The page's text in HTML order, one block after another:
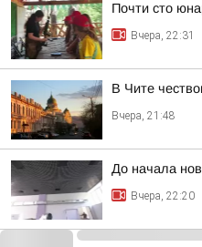
Почти сто
Вчера, 22:31
В Чите
Вчера, 21:48
До начала
Вчера, 22:20